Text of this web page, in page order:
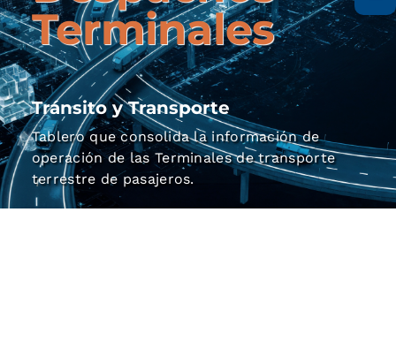
Terminales
Tránsito y Transporte
Tablero que consolida la información de
operación de las Terminales de transporte
terrestre de pasajeros.